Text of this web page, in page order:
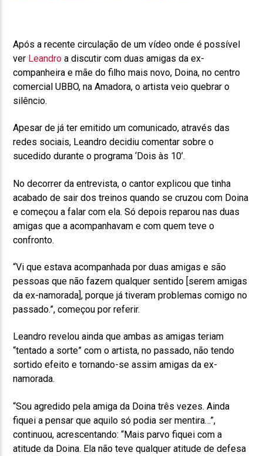
Após a recente circulação de um vídeo onde é possível
ver Leandro a discutir com duas amigas da ex-
companheira e mãe do filho mais novo, Doina, no centro
comercial UBBO, na Amadora, o artista veio quebrar o
silêncio.
Apesar de já ter emitido um comunicado, através das
redes sociais, Leandro decidiu comentar sobre o
sucedido durante o programa ‘Dois às 10’.
No decorrer da entrevista, o cantor explicou que tinha
acabado de sair dos treinos quando se cruzou com Doina
e começou a falar com ela. Só depois reparou nas duas
amigas que a acompanhavam e com quem teve o
confronto.
“Vi que estava acompanhada por duas amigas e são
pessoas que não fazem qualquer sentido [serem amigas
da ex-namorada], porque já tiveram problemas comigo no
passado.”, começou por referir.
Leandro revelou ainda que ambas as amigas teriam
“tentado a sorte” com o artista, no passado, não tendo
sortido efeito e tornando-se assim amigas da ex-
namorada.
“Sou agredido pela amiga da Doina três vezes. Ainda
fiquei a pensar que aquilo só podia ser mentira…”,
continuou, acrescentando: “Mais parvo fiquei com a
atitude da Doina. Ela não teve qualquer atitude de defesa